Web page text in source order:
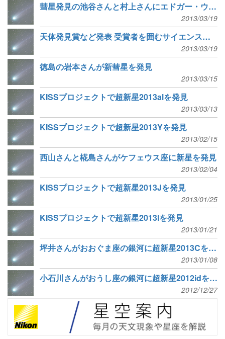
彗星発見の池谷さんと村上さんにエドガー・ウィルソン賞
2013/03/19
天体発見賞など発表 受賞者を囲むサイエンスパブも
2013/03/19
徳島の岩本さんが新彗星を発見
2013/03/15
KISSプロジェクトで超新星2013alを発見
2013/03/13
KISSプロジェクトで超新星2013Yを発見
2013/02/15
西山さんと椛島さんがケフェウス座に新星を発見
2013/02/04
KISSプロジェクトで超新星2013Jを発見
2013/01/25
KISSプロジェクトで超新星2013Iを発見
2013/01/21
坪井さんがおおぐま座の銀河に超新星2013Cを発見
2013/01/08
小石川さんがおうし座の銀河に超新星2012idを発見
2012/12/27